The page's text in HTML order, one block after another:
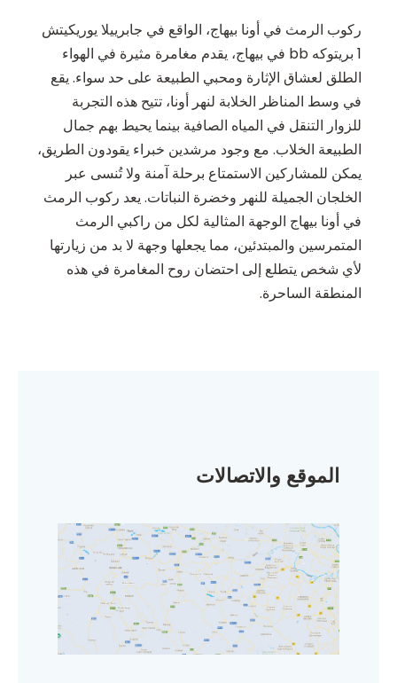
ركوب الرمث في أونا بيهاج، الواقع في جابرييلا يوريكيتش
1 بريتوكه bb في بيهاج، يقدم مغامرة مثيرة في الهواء
الطلق لعشاق الإثارة ومحبي الطبيعة على حد سواء. يقع
في وسط المناظر الخلابة لنهر أونا، تتيح هذه التجربة
للزوار التنقل في المياه الصافية بينما يحيط بهم جمال
الطبيعة الخلاب. مع وجود مرشدين خبراء يقودون الطريق،
يمكن للمشاركين الاستمتاع برحلة آمنة ولا تُنسى عبر
الخلجان الجميلة للنهر وخضرة النباتات. يعد ركوب الرمث
في أونا بيهاج الوجهة المثالية لكل من راكبي الرمث
المتمرسين والمبتدئين، مما يجعلها وجهة لا بد من زيارتها
لأي شخص يتطلع إلى احتضان روح المغامرة في هذه
المنطقة الساحرة.
الموقع والاتصالات